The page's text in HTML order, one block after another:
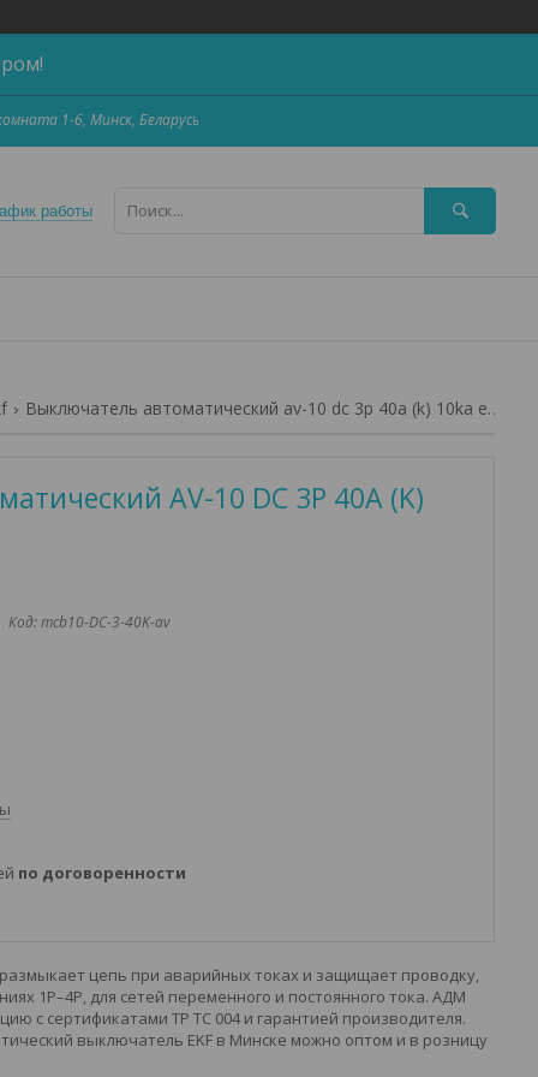
1-6, Минск, Беларусь
работы
Выключатель автоматический av-10 dc 3p 40a (k) 10ka ekf averes
AV-10 DC 3P 40A (K)
Код:mcb10-DC-3-40K-av
по договоренности
цепь при аварийных токах и защищает проводку,
1P–4P, для сетей переменного и постоянного тока. АДМ
с сертификатами ТР ТС 004 и гарантией производителя.
выключатель EKF в Минске можно оптом и в розницу